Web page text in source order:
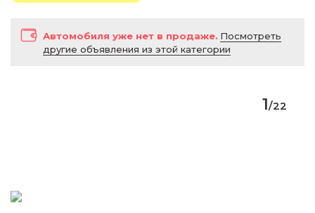
Автомобиля уже нет в продаже. Посмотреть
другие объявления из этой категории
1/22